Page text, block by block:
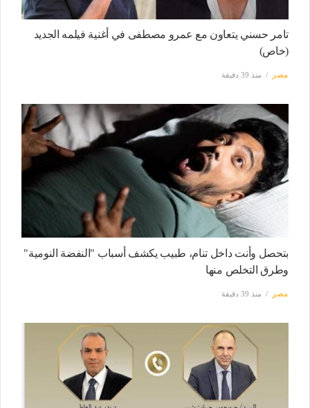
تامر حسني يتعاون مع عمرو مصطفى في أغنية فيلمه الجديد
(خاص)
مصر منذ 39 دقيقة
بتحصل وأنت داخل تنام، طبيب يكشف أسباب "النفضة النومية"
وطرق التخلص منها
مصر منذ 39 دقيقة